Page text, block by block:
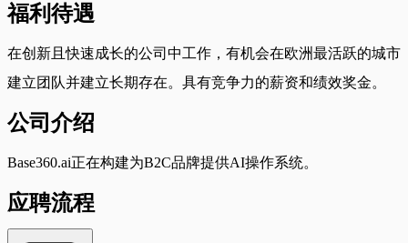
福利待遇
在创新且快速成长的公司中工作，有机会在欧洲最活跃的城市
建立团队并建立长期存在。具有竞争力的薪资和绩效奖金。
公司介绍
Base360.ai正在构建为B2C品牌提供AI操作系统。
应聘流程